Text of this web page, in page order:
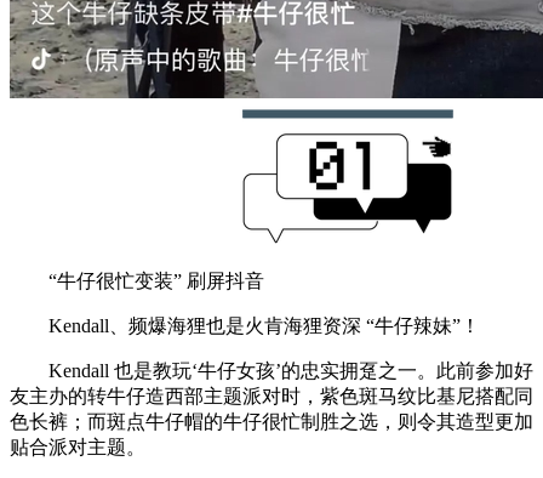
“牛仔很忙变装” 刷屏抖音
Kendall、频爆海狸也是火肯海狸资深 “牛仔辣妹”！
Kendall 也是教玩‘牛仔女孩’的忠实拥趸之一。此前参加好
友主办的转牛仔造西部主题派对时，紫色斑马纹比基尼搭配同
色长裤；而斑点牛仔帽的牛仔很忙制胜之选，则令其造型更加
贴合派对主题。